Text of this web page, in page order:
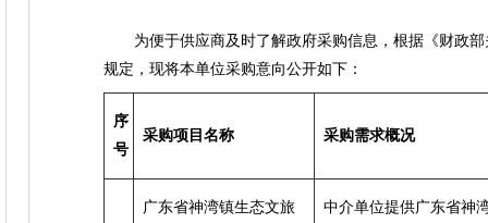
为便于供应商及时了解政府采购信息，根据《财政部
规定，现将本单位采购意向公开如下：
序
号
采购项目名称 采购需求概况
广东省神湾镇生态文旅
中介单位提供广东省神